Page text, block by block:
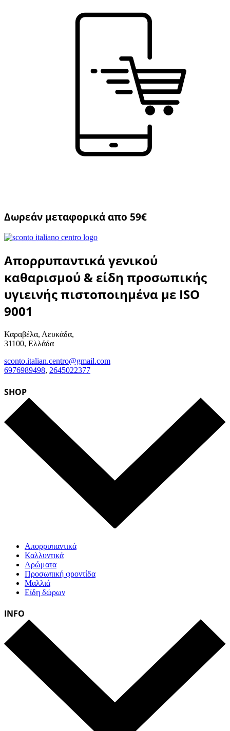
Δωρεάν μεταφορικά απο 59€
Απορρυπαντικά γενικού
καθαρισμού & είδη προσωπικής
υγιεινής πιστοποιημένα με ISO
9001
Καραβέλα, Λευκάδα,
31100, Ελλάδα
sconto.italian.centro@gmail.com
6976989498, 2645022377
SHOP
Απορρυπαντικά
Καλλυντικά
Αρώματα
Προσωπική φροντίδα
Μαλλιά
Είδη δώρων
INFO